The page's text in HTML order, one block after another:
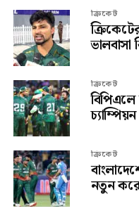
ক্রিকেট
ভালবাসা
ক্রিকেট
ক্রিকেট
নতুন